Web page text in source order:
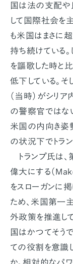
国は法の支配や
して国際社会を
も米国はまさに
持ち続けている。
を謳歌した時と
低下している。
（当時）がシリ
の警察官ではな
米国の内向き姿
の状況下でトラ
トランプ氏は、
偉大にする（
をスローガンに
ため、米国第一
外政策を推進し
国はかつてそう
ての役割を意識
か。相対的なパ